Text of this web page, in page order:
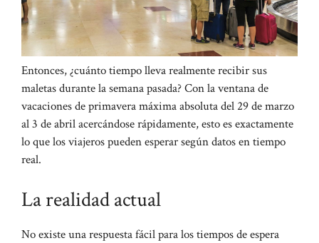
Entonces, ¿cuánto tiempo lleva realmente recibir sus
maletas durante la semana pasada? Con la ventana de
vacaciones de primavera máxima absoluta del 29 de marzo
al 3 de abril acercándose rápidamente, esto es exactamente
lo que los viajeros pueden esperar según datos en tiempo
real.
La realidad actual
No existe una respuesta fácil para los tiempos de espera